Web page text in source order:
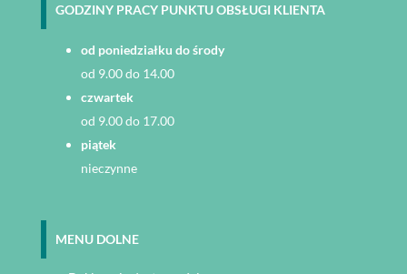
GODZINY PRACY PUNKTU OBSŁUGI KLIENTA
od poniedziałku do środy
od 9.00 do 14.00
czwartek
od 9.00 do 17.00
piątek
nieczynne
MENU DOLNE